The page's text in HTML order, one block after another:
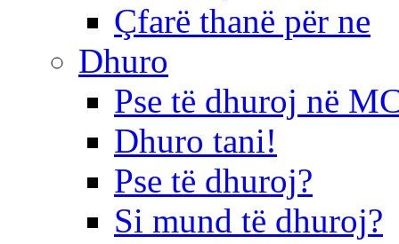
Çfarë thanë për ne
Dhuro
Pse të dhuroj në
Dhuro tani!
Pse të dhuroj?
Si mund të dhuroj?